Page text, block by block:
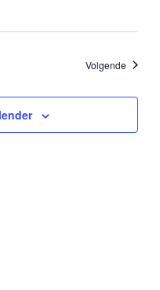
Volgende